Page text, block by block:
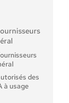
des
et
des
à usage